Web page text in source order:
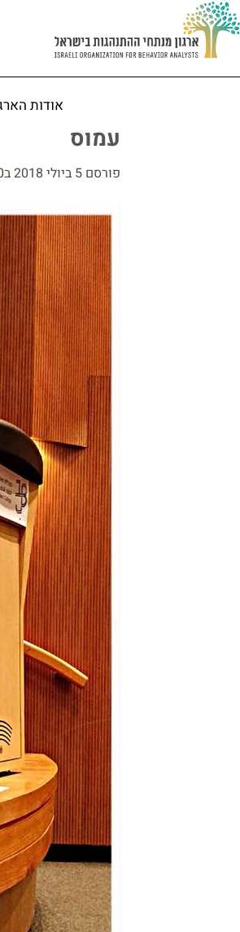
אודות
עמוס
פורסם 5 ביולי 2018 ב